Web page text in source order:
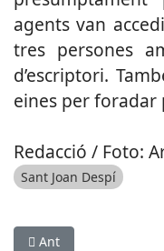
agents van
tres persones
d’escriptori.
eines per foradar
Redacció / Foto:
Sant Joan Despí
Article anterior:
Ant